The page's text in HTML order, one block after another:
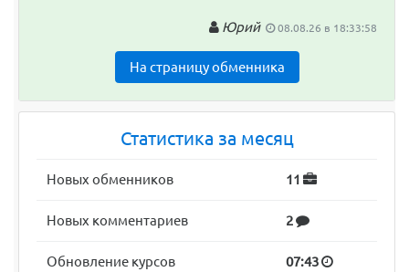
Юрий 08.08.26 в 18:33:58
На страницу обменника
Статистика за месяц
Новых обменников 11
Новых комментариев 2
Обновление курсов 07:43